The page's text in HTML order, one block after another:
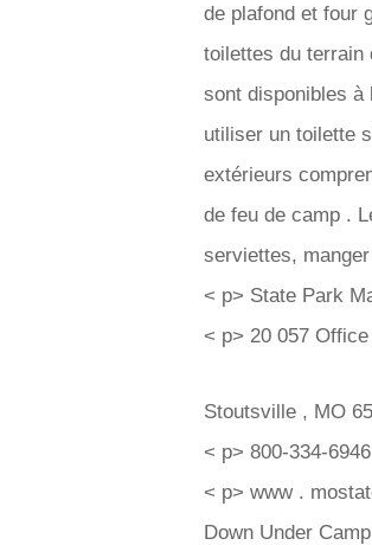
de plafond et four
toilettes du terrain
sont disponibles à
utiliser un toilette
extérieurs
de feu de camp .
serviettes,
< p> State Park
< p> 20 057
Stoutsville , MO
< p> 800-334-6946
< p> www .
Down Under